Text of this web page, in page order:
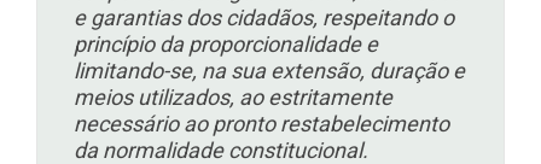
e garantias dos cidadãos, respeitando o
princípio da proporcionalidade e
limitando-se, na sua extensão, duração e
meios utilizados, ao estritamente
necessário ao pronto restabelecimento
da normalidade constitucional.